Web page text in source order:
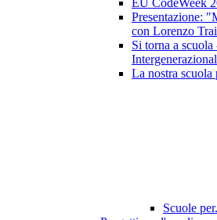
EU CodeWeek
Presentazione:
con Lorenzo
Si torna a
La nostra scuola
Scuole